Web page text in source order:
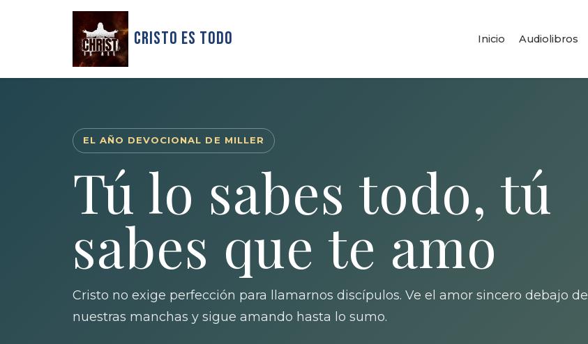
Cristo Es Todo Inicio Audiolibros
EL AÑO DEVOCIONAL DE MILLER
Tú lo sabes todo, tú
sabes que te amo
Cristo no exige perfección para llamarnos discípulos. Ve el amor sincero debajo de
nuestras manchas y sigue amando hasta lo sumo.